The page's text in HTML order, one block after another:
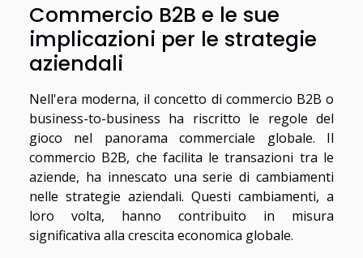
Commercio B2B e le sue
implicazioni per le strategie
aziendali
Nell'era moderna, il concetto di commercio B2B o
business-to-business ha riscritto le regole del
gioco nel panorama commerciale globale. Il
commercio B2B, che facilita le transazioni tra le
aziende, ha innescato una serie di cambiamenti
nelle strategie aziendali. Questi cambiamenti, a
loro volta, hanno contribuito in misura
significativa alla crescita economica globale.